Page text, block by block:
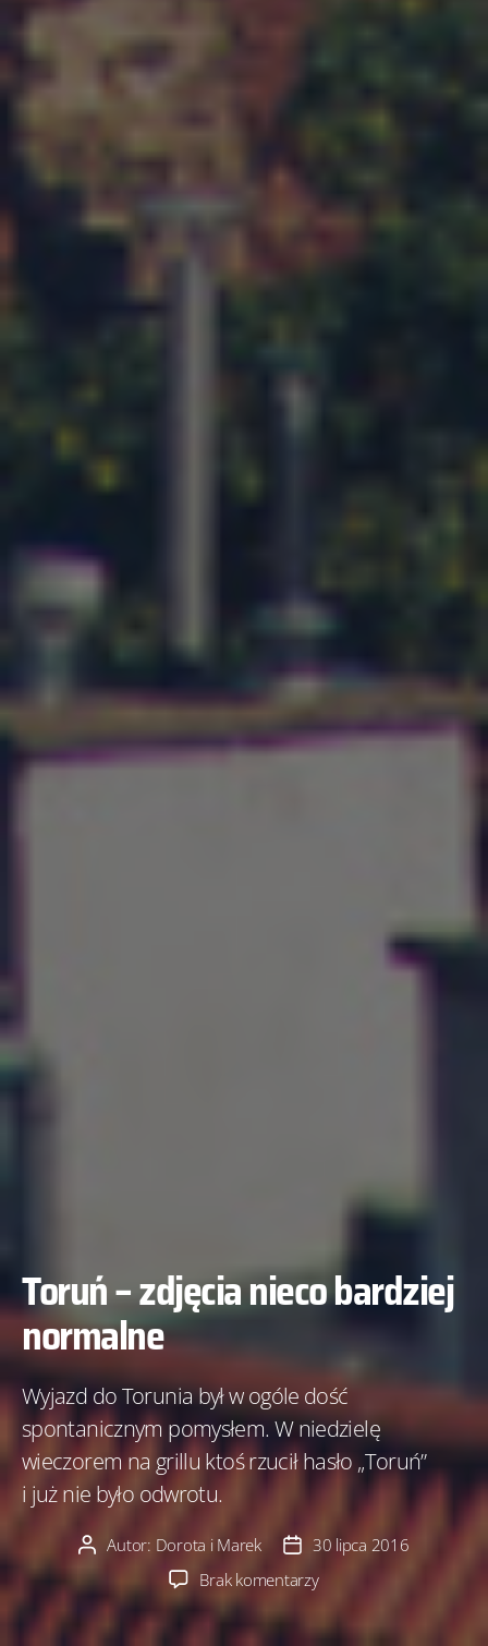
Toruń – zdjęcia nieco bardziej
normalne
Wyjazd do Torunia był w ogóle dość
spontanicznym pomysłem. W niedzielę
wieczorem na grillu ktoś rzucił hasło „Toruń”
i już nie było odwrotu.
Autor
wpisu
Autor: Dorota i Marek
Data
wpisu
30 lipca 2016
Brak komentarzydo
–